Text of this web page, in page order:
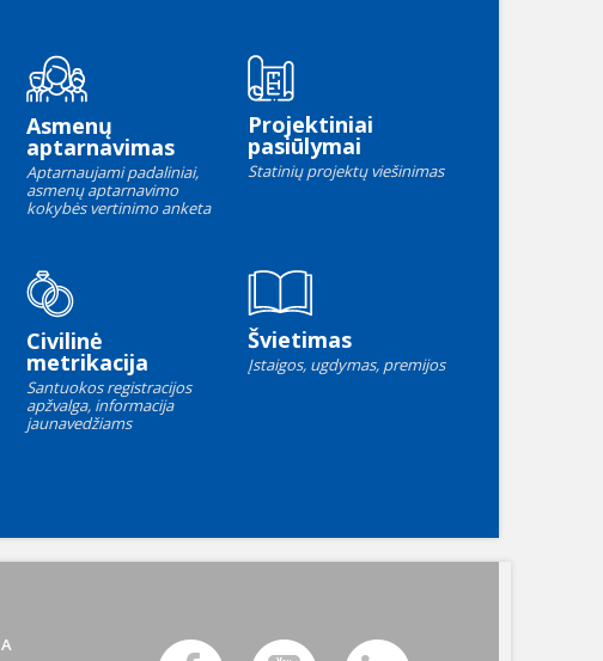
Asmenų
aptarnavimas
Aptarnaujami padaliniai,
asmenų aptarnavimo
kokybės vertinimo anketa
Projektiniai
pasiūlymai
Statinių projektų viešinimas
Civilinė
metrikacija
Santuokos registracijos
apžvalga, informacija
jaunavedžiams
Švietimas
Įstaigos, ugdymas, premijos